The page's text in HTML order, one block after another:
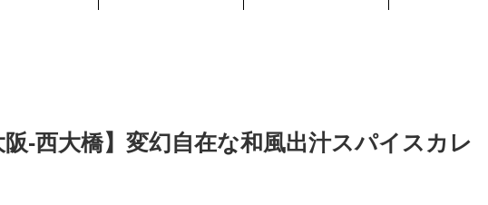
阪-西大橋】変幻自在な和風出汁スパイスカレ